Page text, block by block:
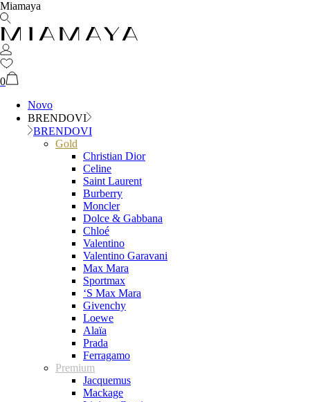
Miamaya
0
Novo
BRENDOVI
BRENDOVI
Gold
Christian Dior
Celine
Saint Laurent
Burberry
Moncler
Dolce & Gabbana
Chloé
Valentino
Valentino Garavani
Max Mara
Sportmax
‘S Max Mara
Givenchy
Loewe
Alaïa
Prada
Ferragamo
Premium
Jacquemus
Mackage